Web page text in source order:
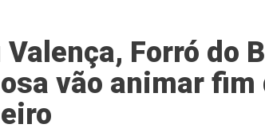
Forró do
vão animar fim